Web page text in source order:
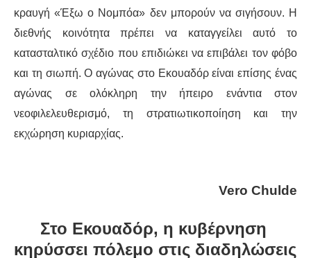
κραυγή «Έξω ο Νομπόα» δεν μπορούν να σιγήσουν. Η
διεθνής κοινότητα πρέπει να καταγγείλει αυτό το
κατασταλτικό σχέδιο που επιδιώκει να επιβάλει τον φόβο
και τη σιωπή. Ο αγώνας στο Εκουαδόρ είναι επίσης ένας
αγώνας σε ολόκληρη την ήπειρο ενάντια στον
νεοφιλελευθερισμό, τη στρατιωτικοποίηση και την
εκχώρηση κυριαρχίας.
Vero Chulde
Στο Εκουαδόρ, η κυβέρνηση
κηρύσσει πόλεμο στις διαδηλώσεις